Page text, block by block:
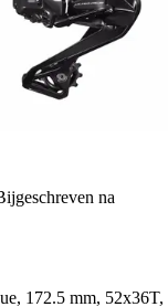
na
172.5 mm, 52x36T,